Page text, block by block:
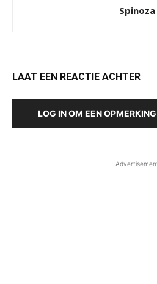
Spinoza
LAAT EEN REACTIE ACHTER
LOG IN OM EEN
-